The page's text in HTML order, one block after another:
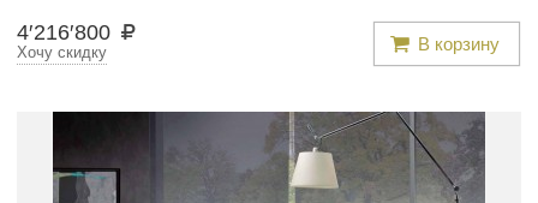
4′216′800 В корзину
Хочу скидку